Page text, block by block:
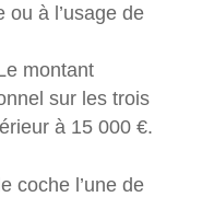
ou à l’usage de
montant
sur les trois
à 15 000 €.
coche l’une de